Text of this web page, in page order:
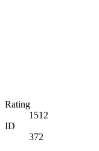
Rating
1512
ID
372